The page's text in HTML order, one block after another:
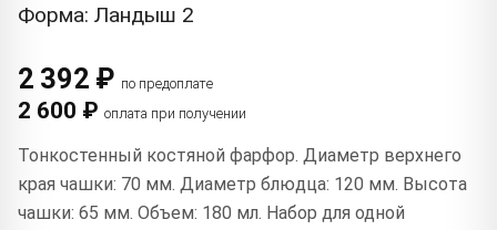
Форма: Ландыш 2
2 392 ₽ по предоплате
2 600 ₽ оплата при получении
Тонкостенный костяной фарфор. Диаметр верхнего
края чашки: 70 мм. Диаметр блюдца: 120 мм. Высота
чашки: 65 мм. Объем: 180 мл. Набор для одной